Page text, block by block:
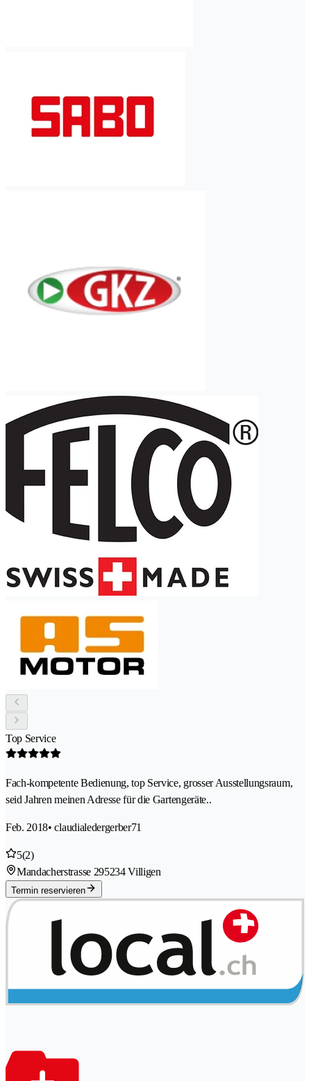
Top Service
Fach-kompetente Bedienung, top Service, grosser Ausstellungsraum,
seid Jahren meinen Adresse für die Gartengeräte..
Feb. 2018• claudialedergerber71
5(2)
Mandacherstrasse 295234 Villigen
Termin reservieren